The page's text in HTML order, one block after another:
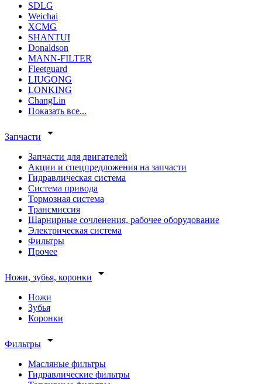
SDLG
Weichai
XCMG
SHANTUI
Donaldson
MANN-FILTER
Fleetguard
LIUGONG
LONKING
ChangLin
Показать все...
Запчасти arrow_drop_down
Запчасти для двигателей
Акции и спецпредложения на запчасти
Гидравлическая система
Система привода
Тормозная система
Трансмиссия
Шарнирные сочленения, рабочее оборудование
Электрическая система
Фильтры
Прочее
Ножи, зубья, коронки arrow_drop_down
Ножи
Зубья
Коронки
Фильтры arrow_drop_down
Масляные фильтры
Гидравлические фильтры